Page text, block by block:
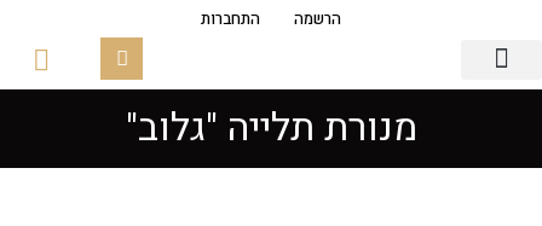
הרשמה התחברות
מנורת תלייה "גלוב"